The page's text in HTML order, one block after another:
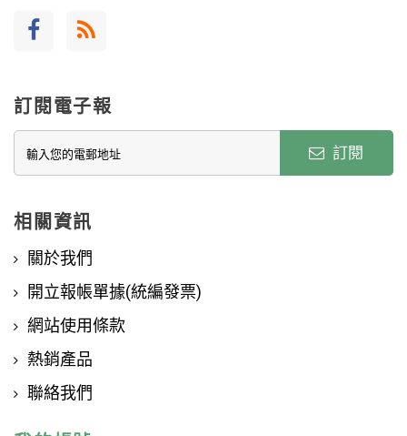
訂閱電子報
訂閱
相關資訊
關於我們
開立報帳單據(統編發票)
網站使用條款
熱銷產品
聯絡我們